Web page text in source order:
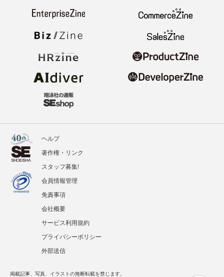
ヘルプ
著作権・リンク
スタッフ募集!
会員情報管理
免責事項
会社概要
サービス利用規約
プライバシーポリシー
外部送信
掲載記事、写真、イラストの無断転載を禁じます。